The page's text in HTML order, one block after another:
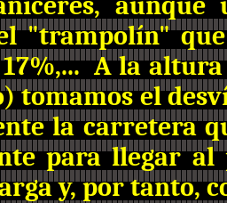
"trampolín"
17%,... A la
tomamos el
la carretera
para llegar al
y, por tanto,